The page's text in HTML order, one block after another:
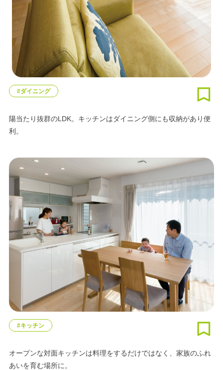
#ダイニング
陽当たり抜群のLDK。キッチンはダイニング側にも収納があり便
利。
#キッチン
オープンな対面キッチンは料理をするだけではなく、家族のふれ
あいを育む場所に。